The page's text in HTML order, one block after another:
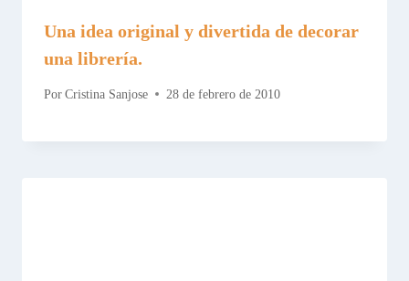
Una idea original y divertida de decorar
una librería.
Por Cristina Sanjose 28 de febrero de 2010